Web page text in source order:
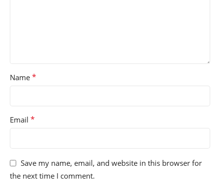
Name *
Email *
Save my name, email, and website in this browser for
the next time I comment.